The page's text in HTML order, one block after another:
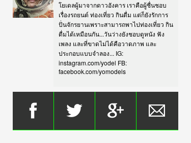
โยเดลผู้มาจากดาวอังคาร เราคือผู้ชื่นชอบ
เรื่องรถยนต์ ท่องเที่ยว กินดื่ม แต่ก็ยังรักการ
ปั่นจักรยานเพราะสามารถพาไปท่องเที่ยว กิน
ดื่มได้เหมือนกัน...วันว่างยังชอบดูหนัง ฟัง
เพลง และที่ขาดไม่ได้คือวาดภาพ และ
ประกอบแบบจำลอง... IG:
instagram.com/yodel FB:
facebook.com/yomodels